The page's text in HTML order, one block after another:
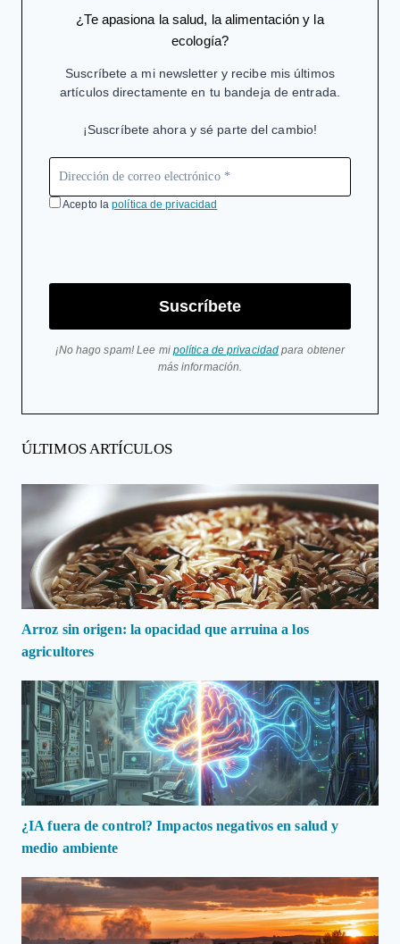
¿Te apasiona la salud, la alimentación y la
ecología?
Suscríbete a mi newsletter y recibe mis últimos
artículos directamente en tu bandeja de entrada.
¡Suscríbete ahora y sé parte del cambio!
Acepto lapolítica de privacidad
Suscríbete
¡No hago spam! Lee mi política de privacidad para obtener
más información.
ÚLTIMOS ARTÍCULOS
Arroz sin origen: la opacidad que arruina a los
agricultores
¿IA fuera de control? Impactos negativos en salud y
medio ambiente